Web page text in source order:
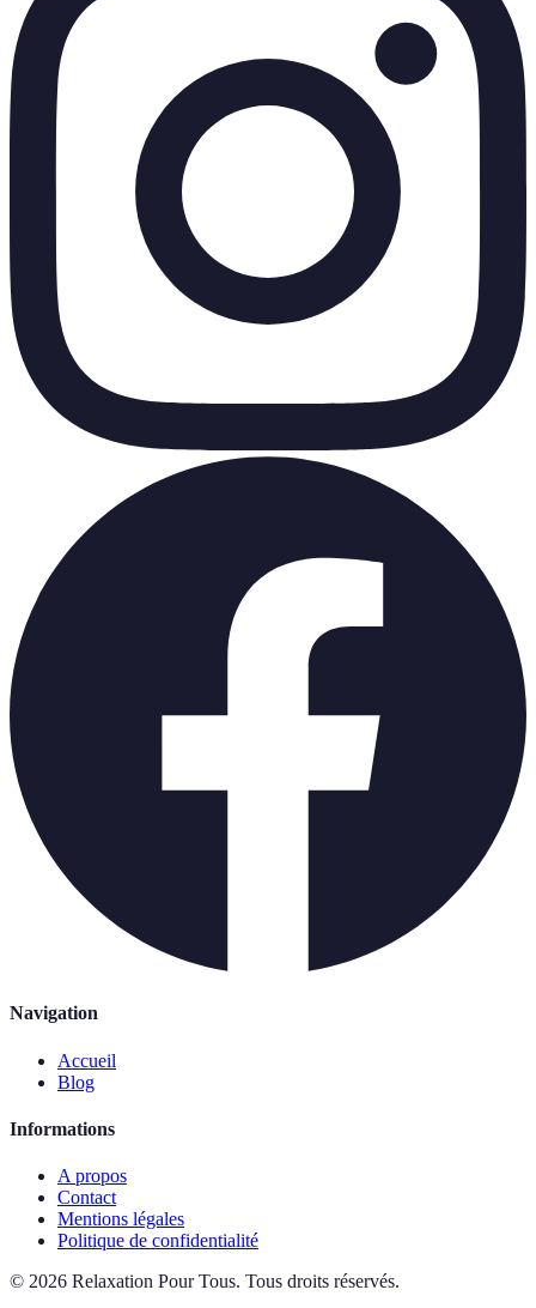
Navigation
Accueil
Blog
Informations
A propos
Contact
Mentions légales
Politique de confidentialité
© 2026 Relaxation Pour Tous. Tous droits réservés.